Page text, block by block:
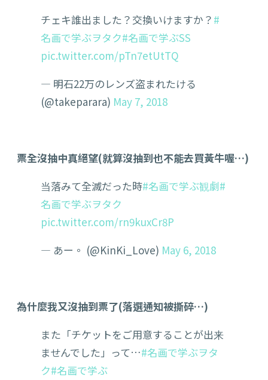
チェキ誰出ました？交換いけますか？ #
名画で学ぶヲタク#名画で学ぶSS
pic.twitter.com/pTn7etUtTQ
— 明石22万のレンズ盗まれたける
(@takeparara) May 7, 2018
票全沒抽中真絕望(就算沒抽到也不能去買黃牛喔…)
当落みて全滅だった時#名画で学ぶ観劇#
名画で学ぶヲタク
pic.twitter.com/rn9kuxCr8P
— あー。 (@KinKi_Love) May 6, 2018
為什麼我又沒抽到票了(落選通知被撕碎…)
また「チケットをご用意することが出来
ませんでした」って…#名画で学ぶヲタ
ク#名画で学ぶ